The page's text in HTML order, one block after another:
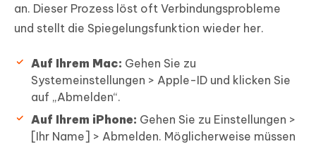
an. Dieser Prozess löst oft Verbindungsprobleme
und stellt die Spiegelungsfunktion wieder her.
Auf Ihrem Mac: Gehen Sie zu
Systemeinstellungen > Apple-ID und klicken Sie
auf „Abmelden“.
Auf Ihrem iPhone: Gehen Sie zu Einstellungen >
[Ihr Name] > Abmelden. Möglicherweise müssen